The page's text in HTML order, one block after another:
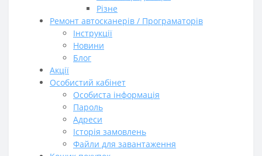
Різне
Ремонт автосканерів / Програматорів
Інструкції
Новини
Блог
Акції
Особистий кабінет
Особиста інформація
Пароль
Адреси
Історія замовлень
Файли для завантаження